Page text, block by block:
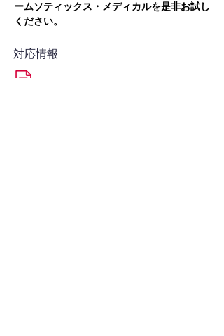
ームソティックス・メディカルを是非お試し
ください。
対応情報